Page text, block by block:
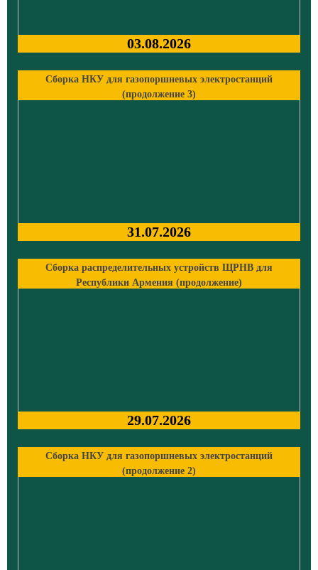
03.08.2026
Сборка НКУ для газопоршневых электростанций
(продолжение 3)
31.07.2026
Сборка распределительных устройств ЩРНВ для
Республики Армения (продолжение)
29.07.2026
Сборка НКУ для газопоршневых электростанций
(продолжение 2)